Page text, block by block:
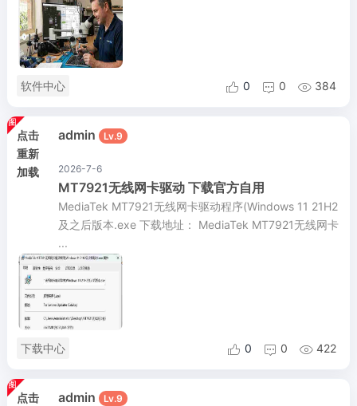
软件中心  0  0  384
点击
重新
加载
admin Lv.9
2026-7-6
MT7921无线网卡驱动 下载官方自用
MediaTek MT7921无线网卡驱动程序(Windows 11 21H2
及之后版本.exe 下载地址： MediaTek MT7921无线网卡
...
下载中心  0  0  422
点击
admin Lv.9